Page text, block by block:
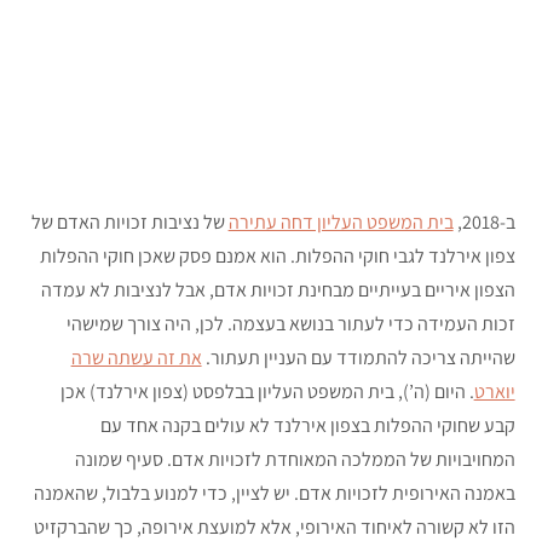
ב-2018, בית המשפט העליון דחה עתירהשל נציבות זכויות האדם של
צפון אירלנד לגבי חוקי ההפלות. הוא אמנם פסק שאכן חוקי ההפלות
הצפון איריים בעייתיים מבחינת זכויות אדם, אבל לנציבות לא עמדה
זכות העמידה כדי לעתור בנושא בעצמה. לכן, היה צורך שמישהי
שהייתה צריכה להתמודד עם העניין תעתור. את זה עשתה שרה
יוארט. היום (ה’), בית המשפט העליון בבלפסט (צפון אירלנד) אכן
קבע שחוקי ההפלות בצפון אירלנד לא עולים בקנה אחד עם
המחויבויות של הממלכה המאוחדת לזכויות אדם. סעיף שמונה
באמנה האירופית לזכויות אדם. יש לציין, כדי למנוע בלבול, שהאמנה
הזו לא קשורה לאיחוד האירופי, אלא למועצת אירופה, כך שהברקזיט